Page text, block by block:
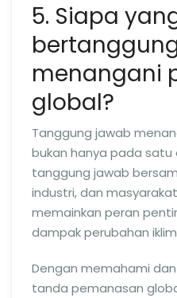
5. Siapa
menangani
global?
Tanggung jawab
bukan hanya pada satu
tanggung jawab
industri, dan
memainkan peran
dampak perubahan
Dengan memahami
tanda pemanasan